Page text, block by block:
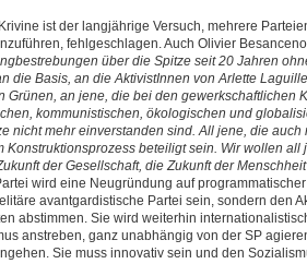
ist der langjährige Versuch, mehrere
fehlgeschlagen. Auch Olivier
über die Spitze seit 20 Jahren
die Basis, an die AktivistInnen von Arlette
Grünen, an jene, die bei den gewerkschaftlichen
kommunistischen, ökologischen und
nicht mehr einverstanden sind. All jene, die
Konstruktionsprozess beteiligt sein. Wir wollen
der Gesellschaft, die Zukunft der
wird eine Neugründung auf
avantgardistische Partei sein, sondern den
abstimmen. Sie wird weiterhin
anstreben, ganz unabhängig von der SP
Sie muss innovativ sein und den